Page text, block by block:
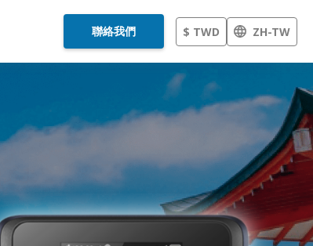
聯絡我們 $ TWD ZH-TW